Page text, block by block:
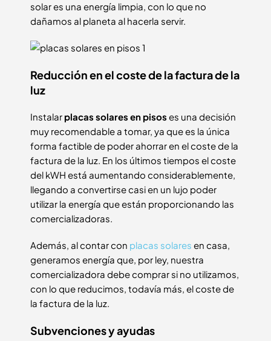
solar es una energía limpia, con lo que no
dañamos al planeta al hacerla servir.
Reducción en el coste de la factura de la
luz
Instalar placas solares en pisos es una decisión
muy recomendable a tomar, ya que es la única
forma factible de poder ahorrar en el coste de la
factura de la luz. En los últimos tiempos el coste
del kWH está aumentando considerablemente,
llegando a convertirse casi en un lujo poder
utilizar la energía que están proporcionando las
comercializadoras.
Además, al contar con placas solares en casa,
generamos energía que, por ley, nuestra
comercializadora debe comprar si no utilizamos,
con lo que reducimos, todavía más, el coste de
la factura de la luz.
Subvenciones y ayudas